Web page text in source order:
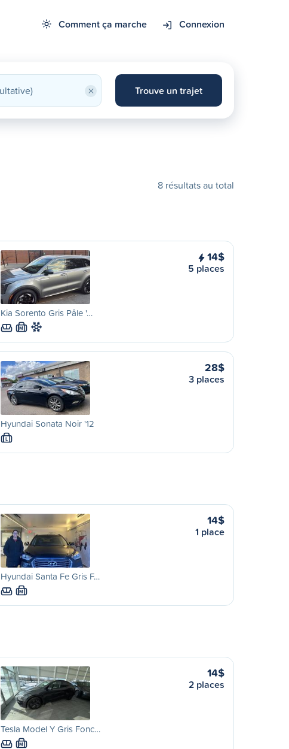
Comment ça marche Connexion
× Trouve un trajet
8 résultats au total
Kia Sorento Gris Pâle '…
M
14$
5 places
Hyundai Sonata Noir '12
L
28$
3 places
Hyundai Santa Fe Gris F…
M
14$
1 place
Tesla Model Y Gris Fonc…
M
14$
2 places